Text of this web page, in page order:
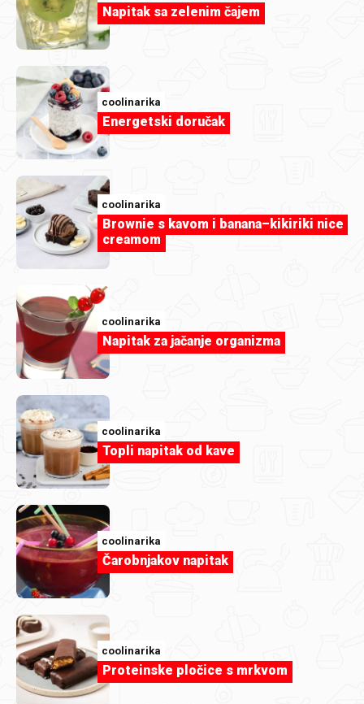
Članak
U čaši i na štapiću: sladoledni deserti
koje volimo
Članak
omiljenih recepata s avokadom
Napitak sa zelenim čajem
coolinarika
Energetski doručak
coolinarika
Brownie s kavom i banana–kikiriki nice
creamom
coolinarika
Napitak za jačanje organizma
coolinarika
Topli napitak od kave
coolinarika
Čarobnjakov napitak
coolinarika
Proteinske pločice s mrkvom